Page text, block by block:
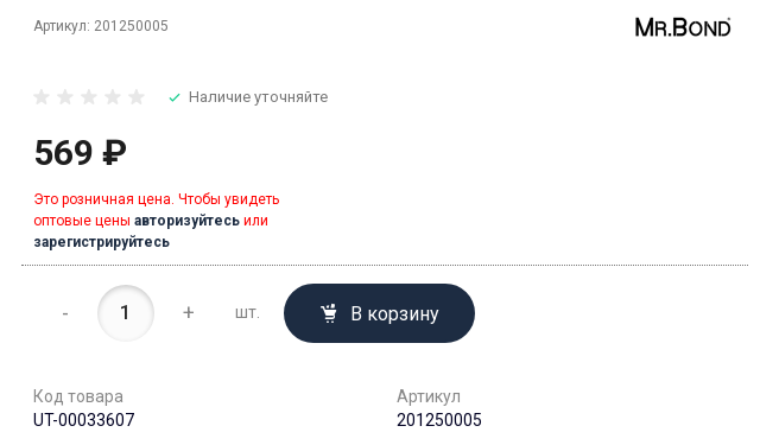
Артикул: 201250005
Наличие уточняйте
569 ₽
Это розничная цена. Чтобы увидеть
оптовые цены авторизуйтесьили
зарегистрируйтесь
- + шт. В корзину
Код товара
UT-00033607
Артикул
201250005